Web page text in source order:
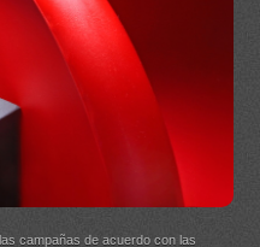
campañas de acuerdo con las